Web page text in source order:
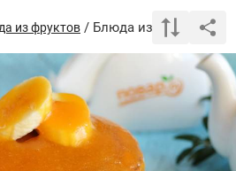
из фруктов / Блюда из бананов